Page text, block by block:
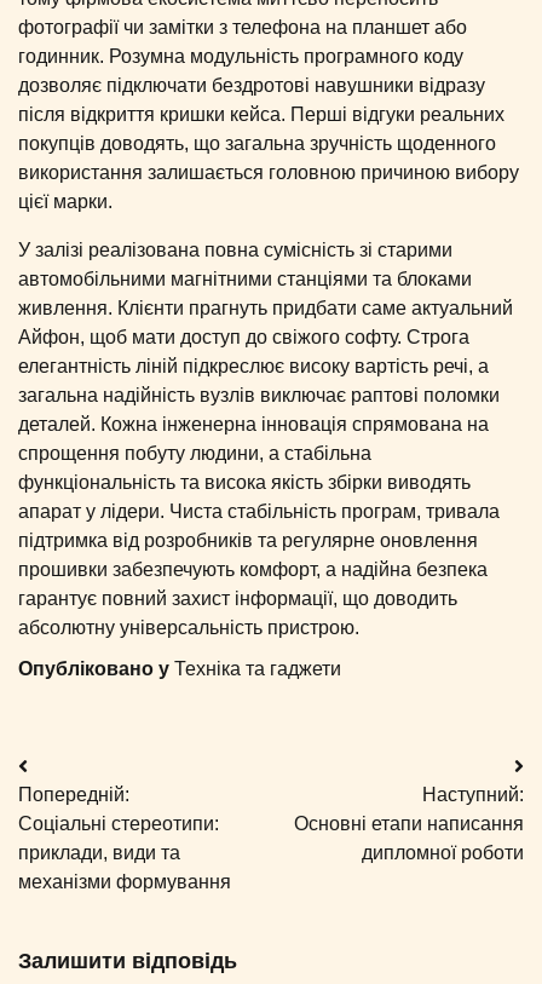
фотографії чи замітки з телефона на планшет або
годинник. Розумна модульність програмного коду
дозволяє підключати бездротові навушники відразу
після відкриття кришки кейса. Перші відгуки реальних
покупців доводять, що загальна зручність щоденного
використання залишається головною причиною вибору
цієї марки.
У залізі реалізована повна сумісність зі старими
автомобільними магнітними станціями та блоками
живлення. Клієнти прагнуть придбати саме актуальний
Айфон, щоб мати доступ до свіжого софту. Строга
елегантність ліній підкреслює високу вартість речі, а
загальна надійність вузлів виключає раптові поломки
деталей. Кожна інженерна інновація спрямована на
спрощення побуту людини, а стабільна
функціональність та висока якість збірки виводять
апарат у лідери. Чиста стабільність програм, тривала
підтримка від розробників та регулярне оновлення
прошивки забезпечують комфорт, а надійна безпека
гарантує повний захист інформації, що доводить
абсолютну універсальність пристрою.
Опубліковано у Техніка та гаджети
Навігація
записів
Попередній:
Соціальні стереотипи:
приклади, види та
механізми формування
Наступний:
Основні етапи написання
дипломної роботи
Залишити відповідь